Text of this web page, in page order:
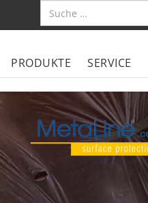
PRODUKTE SERVICE